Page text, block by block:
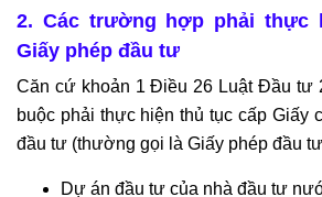
LUẬT
TRANH
TỤNG
LUẬT
2. Các trường hợp phải thực
Giấy phép đầu tư
Căn cứ khoản 1 Điều 26 Luật Đầu tư
buộc phải thực hiện thủ tục cấp Giấy
đầu tư (thường gọi là Giấy phép đầu
Dự án đầu tư của nhà đầu tư